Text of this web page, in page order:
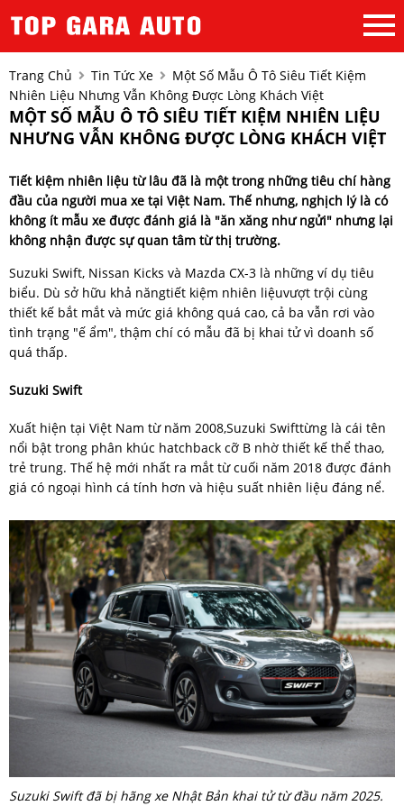
Trang Chủ Tin Tức Xe
Một Số Mẫu Ô Tô Siêu Tiết Kiệm
Nhiên Liệu Nhưng Vẫn Không Được Lòng Khách Việt
MỘT SỐ MẪU Ô TÔ SIÊU TIẾT KIỆM NHIÊN LIỆU
NHƯNG VẪN KHÔNG ĐƯỢC LÒNG KHÁCH VIỆT
Tiết kiệm nhiên liệu từ lâu đã là một trong những tiêu chí hàng
đầu của người mua xe tại Việt Nam. Thế nhưng, nghịch lý là có
không ít mẫu xe được đánh giá là "ăn xăng như ngửi" nhưng lại
không nhận được sự quan tâm từ thị trường.
Suzuki Swift, Nissan Kicks và Mazda CX-3 là những ví dụ tiêu
biểu. Dù sở hữu khả năngtiết kiệm nhiên liệuvượt trội cùng
thiết kế bắt mắt và mức giá không quá cao, cả ba vẫn rơi vào
tình trạng "ế ẩm", thậm chí có mẫu đã bị khai tử vì doanh số
quá thấp.
Suzuki Swift
Xuất hiện tại Việt Nam từ năm 2008,Suzuki Swifttừng là cái tên
nổi bật trong phân khúc hatchback cỡ B nhờ thiết kế thể thao,
trẻ trung. Thế hệ mới nhất ra mắt từ cuối năm 2018 được đánh
giá có ngoại hình cá tính hơn và hiệu suất nhiên liệu đáng nể.
Suzuki Swift đã bị hãng xe Nhật Bản khai tử từ đầu năm 2025.